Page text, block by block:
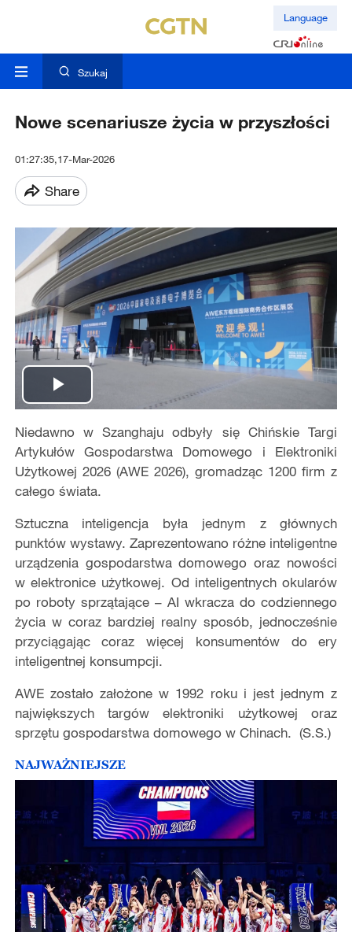
Language
Szukaj
Nowe scenariusze życia w przyszłości
01:27:35,17-Mar-2026
Share
Play
Video
Niedawno w Szanghaju odbyły się Chińskie Targi
Artykułów Gospodarstwa Domowego i Elektroniki
Użytkowej 2026 (AWE 2026), gromadząc 1200 firm z
całego świata.
Sztuczna inteligencja była jednym z głównych
punktów wystawy. Zaprezentowano różne inteligentne
urządzenia gospodarstwa domowego oraz nowości
w elektronice użytkowej. Od inteligentnych okularów
po roboty sprzątające – AI wkracza do codziennego
życia w coraz bardziej realny sposób, jednocześnie
przyciągając coraz więcej konsumentów do ery
inteligentnej konsumpcji.
AWE zostało założone w 1992 roku i jest jednym z
największych targów elektroniki użytkowej oraz
sprzętu gospodarstwa domowego w Chinach. (S.S.)
NAJWAŻNIEJSZE